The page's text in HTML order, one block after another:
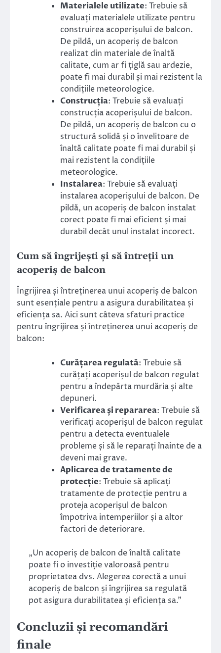
Materialele utilizate: Trebuie să
evaluați materialele utilizate pentru
construirea acoperișului de balcon.
De pildă, un acoperiș de balcon
realizat din materiale de înaltă
calitate, cum ar fi țiglă sau ardezie,
poate fi mai durabil și mai rezistent la
condițiile meteorologice.
Construcția: Trebuie să evaluați
construcția acoperișului de balcon.
De pildă, un acoperiș de balcon cu o
structură solidă și o învelitoare de
înaltă calitate poate fi mai durabil și
mai rezistent la condițiile
meteorologice.
Instalarea: Trebuie să evaluați
instalarea acoperișului de balcon. De
pildă, un acoperiș de balcon instalat
corect poate fi mai eficient și mai
durabil decât unul instalat incorect.
Cum să îngrijești și să întreții un
acoperiș de balcon
Îngrijirea și întreținerea unui acoperiș de balcon
sunt esențiale pentru a asigura durabilitatea și
eficiența sa. Aici sunt câteva sfaturi practice
pentru îngrijirea și întreținerea unui acoperiș de
balcon:
Curățarea regulată: Trebuie să
curățați acoperișul de balcon regulat
pentru a îndepărta murdăria și alte
depuneri.
Verificarea și repararea: Trebuie să
verificați acoperișul de balcon regulat
pentru a detecta eventualele
probleme și să le reparați înainte de a
deveni mai grave.
Aplicarea de tratamente de
protecție: Trebuie să aplicați
tratamente de protecție pentru a
proteja acoperișul de balcon
împotriva intemperiilor și a altor
factori de deteriorare.
„Un acoperiș de balcon de înaltă calitate
poate fi o investiție valoroasă pentru
proprietatea dvs. Alegerea corectă a unui
acoperiș de balcon și îngrijirea sa regulată
pot asigura durabilitatea și eficiența sa.”
Concluzii și recomandări
finale